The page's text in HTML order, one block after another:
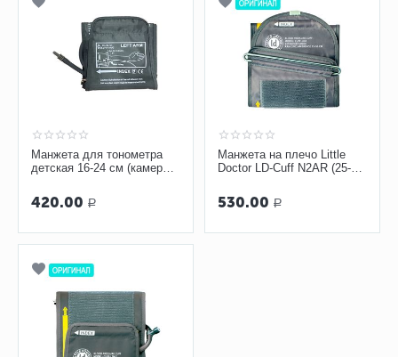
Манжета для тонометра
детская 16-24 см (камера
420.00 Р
Манжета на плечо Little
Doctor LD-Cuff N2AR (25-36
тонометров
530.00 Р